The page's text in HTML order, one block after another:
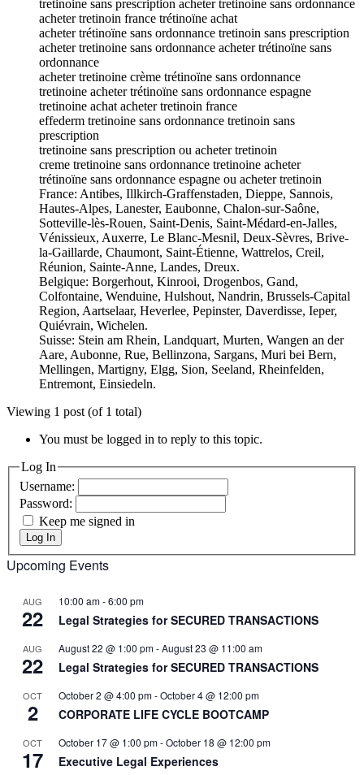
tretinoine sans prescription acheter tretinoine sans ordonnance
acheter tretinoin france trétinoïne achat
acheter trétinoïne sans ordonnance tretinoin sans prescription
acheter tretinoine sans ordonnance acheter trétinoïne sans
ordonnance
acheter tretinoine crème trétinoïne sans ordonnance
tretinoine acheter trétinoïne sans ordonnance espagne
tretinoine achat acheter tretinoin france
effederm tretinoine sans ordonnance tretinoin sans
prescription
tretinoine sans prescription ou acheter tretinoin
creme tretinoine sans ordonnance tretinoine acheter
trétinoïne sans ordonnance espagne ou acheter tretinoin
France: Antibes, Illkirch-Graffenstaden, Dieppe, Sannois,
Hautes-Alpes, Lanester, Eaubonne, Chalon-sur-Saône,
Sotteville-lès-Rouen, Saint-Denis, Saint-Médard-en-Jalles,
Vénissieux, Auxerre, Le Blanc-Mesnil, Deux-Sèvres, Brive-
la-Gaillarde, Chaumont, Saint-Étienne, Wattrelos, Creil,
Réunion, Sainte-Anne, Landes, Dreux.
Belgique: Borgerhout, Kinrooi, Drogenbos, Gand,
Colfontaine, Wenduine, Hulshout, Nandrin, Brussels-Capital
Region, Aartselaar, Heverlee, Pepinster, Daverdisse, Ieper,
Quiévrain, Wichelen.
Suisse: Stein am Rhein, Landquart, Murten, Wangen an der
Aare, Aubonne, Rue, Bellinzona, Sargans, Muri bei Bern,
Mellingen, Martigny, Elgg, Sion, Seeland, Rheinfelden,
Entremont, Einsiedeln.
Viewing 1 post (of 1 total)
You must be logged in to reply to this topic.
Log In
Username:
Password:
Keep me signed in
Log In
Upcoming Events
AUG
22
10:00 am-6:00 pm
Legal Strategies for SECURED TRANSACTIONS
AUG
22
August 22 @ 1:00 pm-August 23 @ 11:00 am
Legal Strategies for SECURED TRANSACTIONS
OCT
2
October 2 @ 4:00 pm-October 4 @ 12:00 pm
CORPORATE LIFE CYCLE BOOTCAMP
OCT
17
October 17 @ 1:00 pm-October 18 @ 12:00 pm
Executive Legal Experiences